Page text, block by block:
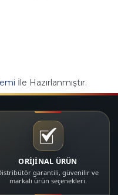
İle Hazırlanmıştır.
ORİJİNAL ÜRÜN
garantili, güvenilir ve
markalı ürün seçenekleri.